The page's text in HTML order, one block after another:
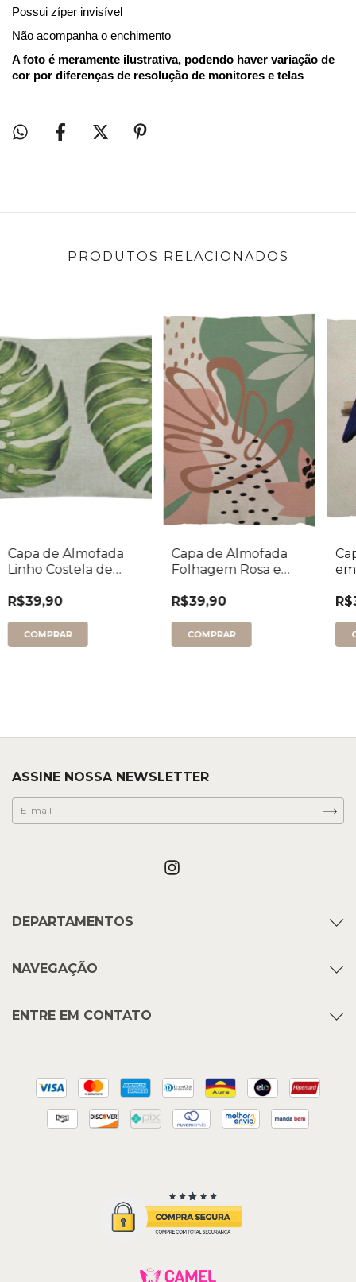
Possui zíper invisível
Não acompanha o enchimento
A foto é meramente ilustrativa, podendo haver variação de
cor por diferenças de resolução de monitores e telas
PRODUTOS RELACIONADOS
Capa de Almofada
Linho Costela de
R$39,90
Capa de Almofada
Folhagem Rosa e
R$39,90
ASSINE NOSSA NEWSLETTER
DEPARTAMENTOS
NAVEGAÇÃO
ENTRE EM CONTATO